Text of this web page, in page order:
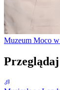
Muzeum Moco